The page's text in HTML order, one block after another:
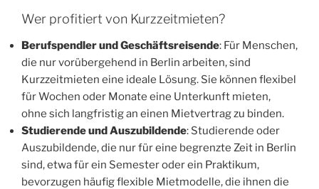
Wer profitiert von Kurzzeitmieten?
Berufspendler und Geschäftsreisende: Für Menschen,
die nur vorübergehend in Berlin arbeiten, sind
Kurzzeitmieten eine ideale Lösung. Sie können flexibel
für Wochen oder Monate eine Unterkunft mieten,
ohne sich langfristig an einen Mietvertrag zu binden.
Studierende und Auszubildende: Studierende oder
Auszubildende, die nur für eine begrenzte Zeit in Berlin
sind, etwa für ein Semester oder ein Praktikum,
bevorzugen häufig flexible Mietmodelle, die ihnen die